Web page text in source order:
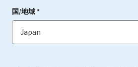
国/地域 *